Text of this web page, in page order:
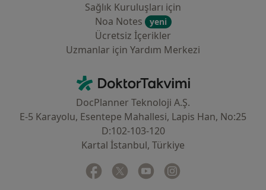
Sağlık Kuruluşları için
Noa Notes
yeni
Ücretsiz İçerikler
Uzmanlar için Yardım Merkezi
DoktorTakvimi - Ana Sayfa
DocPlanner Teknoloji A.Ş.
E-5 Karayolu, Esentepe Mahallesi, Lapis Han, No:25
D:102-103-120
Kartal İstanbul, Türkiye
Facebook
yeni bir sekmede açılır
Twitter
yeni bir sekmede açılır
Youtube
yeni bir sekmede açılır